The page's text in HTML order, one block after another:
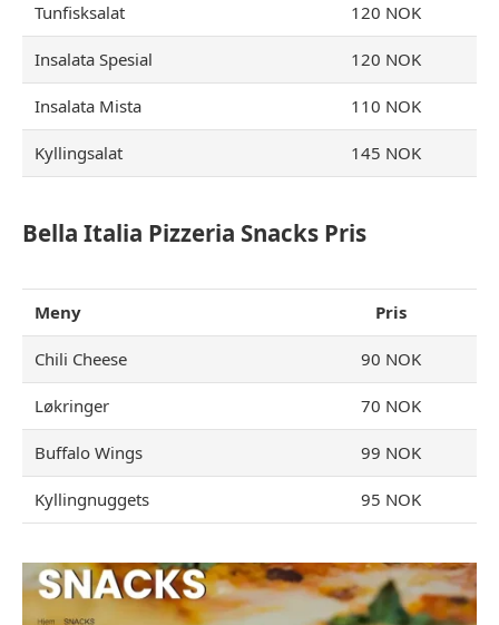
Tunfisksalat 120 NOK
Insalata Spesial 120 NOK
Insalata Mista 110 NOK
Kyllingsalat 145 NOK
Bella Italia Pizzeria Snacks Pris
Meny Pris
Chili Cheese 90 NOK
Løkringer 70 NOK
Buffalo Wings 99 NOK
Kyllingnuggets 95 NOK